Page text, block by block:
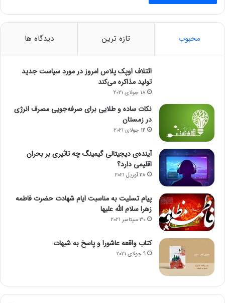
محبوب تازه ترین دیدگاه ها
ائتلاف اوپک پلاس امروز در مورد سیاست جدید
تولید مذاکره می‌کند
18 جولای 2021
نکات ساده و طلایی برای صرفه‌جویی مصرف انرژی
در زمستان
14 جولای 2021
آینده‌ی دیجیتالی گیمینگ چه تاثیری بر بحران
اقلیمی دارد؟
28 آوریل 2021
پیام تسلیت به مناسبت ایام شهادت حضرت فاطمه
زهرا سلام الله علیها
30 سپتامبر 2021
کتاب واقعه عاشورا و پاسخ به شبهات
9 جولای 2021